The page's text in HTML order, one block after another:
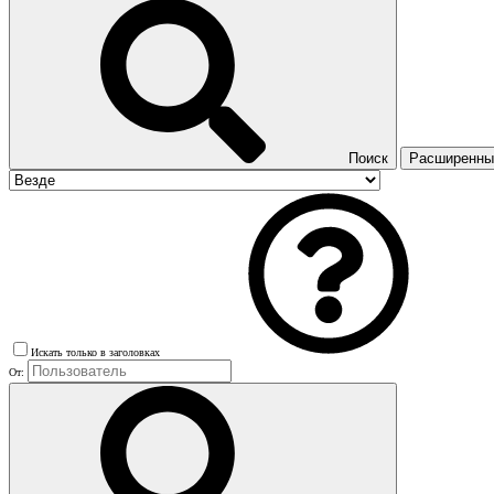
Поиск
Искать только в заголовках
От: